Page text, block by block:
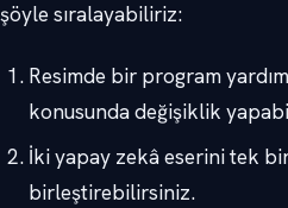
şöyle sıralayabiliriz:
Resimde bir program
konusunda değişiklik
İki yapay zekâ eserini tek
birleştirebilirsiniz.